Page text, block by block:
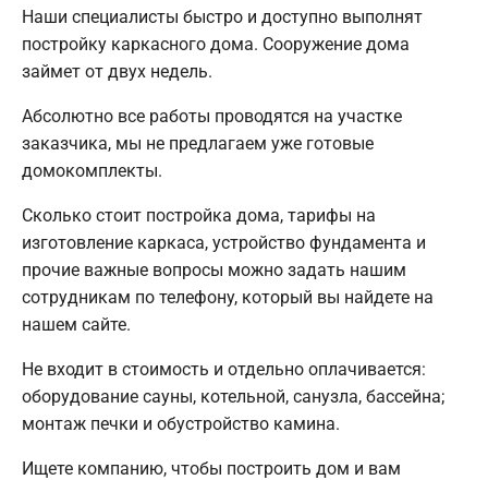
Наши специалисты быстро и доступно выполнят
постройку каркасного дома. Сооружение дома
займет от двух недель.
Абсолютно все работы проводятся на участке
заказчика, мы не предлагаем уже готовые
домокомплекты.
Сколько стоит постройка дома, тарифы на
изготовление каркаса, устройство фундамента и
прочие важные вопросы можно задать нашим
сотрудникам по телефону, который вы найдете на
нашем сайте.
Не входит в стоимость и отдельно оплачивается:
оборудование сауны, котельной, санузла, бассейна;
монтаж печки и обустройство камина.
Ищете компанию, чтобы построить дом и вам